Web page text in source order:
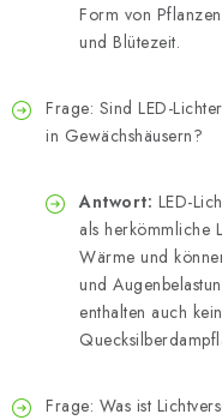
Form von
und Blütezeit.
Frage: Sind LED-
in Gewächshäusern?
Antwort: LED-
als herkömmliche
Wärme und
und
enthalten auch
Frage: Was ist